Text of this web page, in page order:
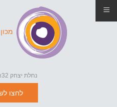
נחלת יצחק 32א', תל אביב
לחצו
≡